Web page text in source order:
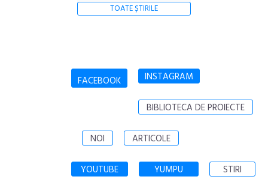
TOATE ȘTIRILE
FACEBOOK INSTAGRAM
BIBLIOTECA DE PROIECTE
NOI ARTICOLE
YOUTUBE YUMPU STIRI